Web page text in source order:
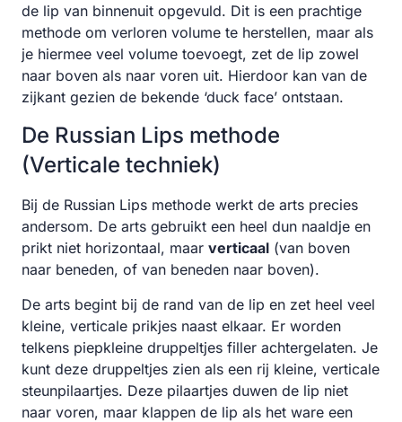
de lip van binnenuit opgevuld. Dit is een prachtige
methode om verloren volume te herstellen, maar als
je hiermee veel volume toevoegt, zet de lip zowel
naar boven als naar voren uit. Hierdoor kan van de
zijkant gezien de bekende ‘duck face’ ontstaan.
De Russian Lips methode
(Verticale techniek)
Bij de Russian Lips methode werkt de arts precies
andersom. De arts gebruikt een heel dun naaldje en
prikt niet horizontaal, maar verticaal (van boven
naar beneden, of van beneden naar boven).
De arts begint bij de rand van de lip en zet heel veel
kleine, verticale prikjes naast elkaar. Er worden
telkens piepkleine druppeltjes filler achtergelaten. Je
kunt deze druppeltjes zien als een rij kleine, verticale
steunpilaartjes. Deze pilaartjes duwen de lip niet
naar voren, maar klappen de lip als het ware een